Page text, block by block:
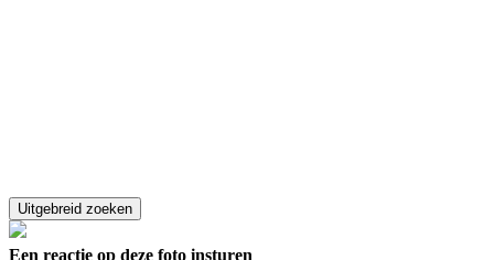
Een reactie op deze foto insturen